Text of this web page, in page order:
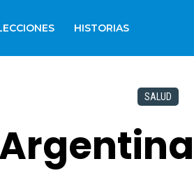
HISTORIAS
SALUD